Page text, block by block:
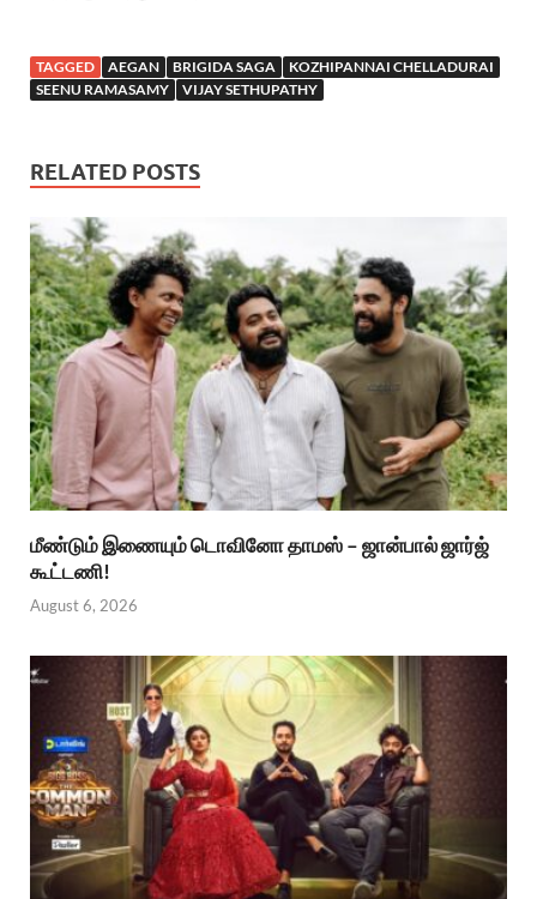
TAGGED AEGAN BRIGIDA SAGA
KOZHIPANNAI CHELLADURAI
SEENU RAMASAMY
VIJAY SETHUPATHY
RELATED POSTS
மீண்டும் இணையும் டொவினோ தாமஸ் – ஜான்பால் ஜார்ஜ்
கூட்டணி!
August 6, 2026